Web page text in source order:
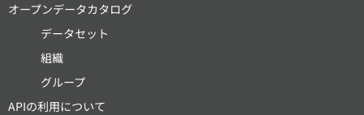
オープンデータカタログ
データセット
組織
グループ
APIの利用について